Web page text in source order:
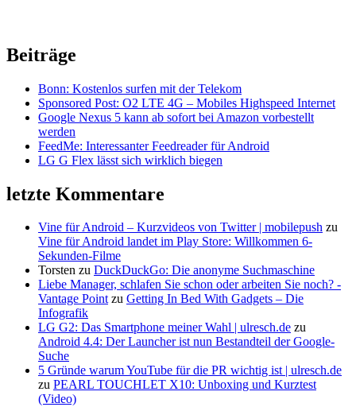
Beiträge
Bonn: Kostenlos surfen mit der Telekom
Sponsored Post: O2 LTE 4G – Mobiles Highspeed Internet
Google Nexus 5 kann ab sofort bei Amazon vorbestellt
werden
FeedMe: Interessanter Feedreader für Android
LG G Flex lässt sich wirklich biegen
letzte Kommentare
Vine für Android – Kurzvideos von Twitter | mobilepush zu
Vine für Android landet im Play Store: Willkommen 6-
Sekunden-Filme
Torsten zu DuckDuckGo: Die anonyme Suchmaschine
Liebe Manager, schlafen Sie schon oder arbeiten Sie noch? -
Vantage Pointzu Getting In Bed With Gadgets – Die
Infografik
LG G2: Das Smartphone meiner Wahl | ulresch.de zu
Android 4.4: Der Launcher ist nun Bestandteil der Google-
Suche
5 Gründe warum YouTube für die PR wichtig ist | ulresch.de
zu PEARL TOUCHLET X10: Unboxing und Kurztest
(Video)